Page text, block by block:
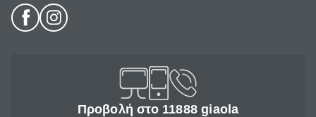
Προβολή στο 11888 giaola